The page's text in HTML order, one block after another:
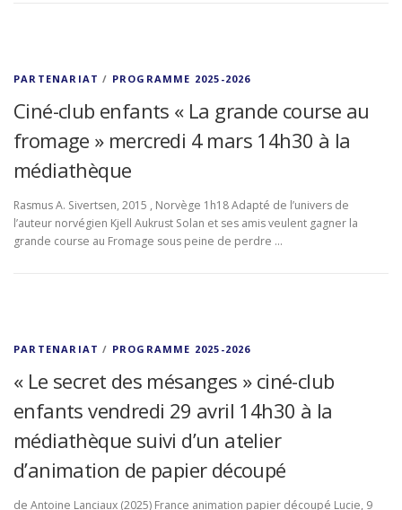
PARTENARIAT / PROGRAMME 2025-2026
Ciné-club enfants « La grande course au
fromage » mercredi 4 mars 14h30 à la
médiathèque
Rasmus A. Sivertsen, 2015 , Norvège 1h18 Adapté de l’univers de
l’auteur norvégien Kjell Aukrust Solan et ses amis veulent gagner la
grande course au Fromage sous peine de perdre …
PARTENARIAT / PROGRAMME 2025-2026
« Le secret des mésanges » ciné-club
enfants vendredi 29 avril 14h30 à la
médiathèque suivi d’un atelier
d’animation de papier découpé
de Antoine Lanciaux (2025) France animation papier découpé Lucie, 9